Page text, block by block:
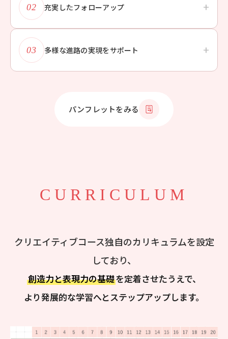
02
充実したフォローアップ +
「わからない」ことをそのままにせず、「わかる」までフ
ォローします。
03 多様な進路の実現をサポート +
パンフレットをみる
CURRICULUM
クリエイティブコース独自のカリキュラムを設定
しており、
創造力と表現力の基礎を定着させたうえで、
より発展的な学習へとステップアップします。